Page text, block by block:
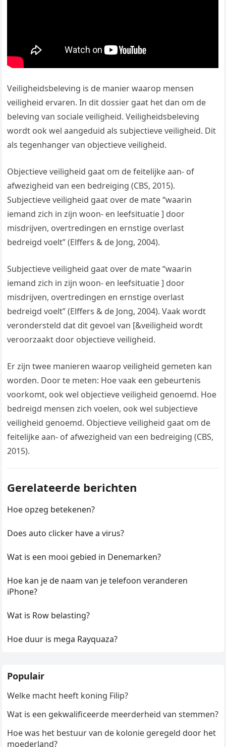
Veiligheidsbeleving is de manier waarop mensen
veiligheid ervaren. In dit dossier gaat het dan om de
beleving van sociale veiligheid. Veiligheidsbeleving
wordt ook wel aangeduid als subjectieve veiligheid. Dit
als tegenhanger van objectieve veiligheid.
Objectieve veiligheid gaat om de feitelijke aan- of
afwezigheid van een bedreiging (CBS, 2015).
Subjectieve veiligheid gaat over de mate “waarin
iemand zich in zijn woon- en leefsituatie ] door
misdrijven, overtredingen en ernstige overlast
bedreigd voelt” (Elffers & de Jong, 2004).
Subjectieve veiligheid gaat over de mate “waarin
iemand zich in zijn woon- en leefsituatie ] door
misdrijven, overtredingen en ernstige overlast
bedreigd voelt” (Elffers & de Jong, 2004). Vaak wordt
verondersteld dat dit gevoel van [&veiligheid wordt
veroorzaakt door objectieve veiligheid.
Er zijn twee manieren waarop veiligheid gemeten kan
worden. Door te meten: Hoe vaak een gebeurtenis
voorkomt, ook wel objectieve veiligheid genoemd. Hoe
bedreigd mensen zich voelen, ook wel subjectieve
veiligheid genoemd. Objectieve veiligheid gaat om de
feitelijke aan- of afwezigheid van een bedreiging (CBS,
2015).
Gerelateerde berichten
Hoe opzeg betekenen?
Does auto clicker have a virus?
Wat is een mooi gebied in Denemarken?
Hoe kan je de naam van je telefoon veranderen
iPhone?
Wat is Row belasting?
Hoe duur is mega Rayquaza?
Populair
Welke macht heeft koning Filip?
Wat is een gekwalificeerde meerderheid van stemmen?
Hoe was het bestuur van de kolonie geregeld door het
moederland?